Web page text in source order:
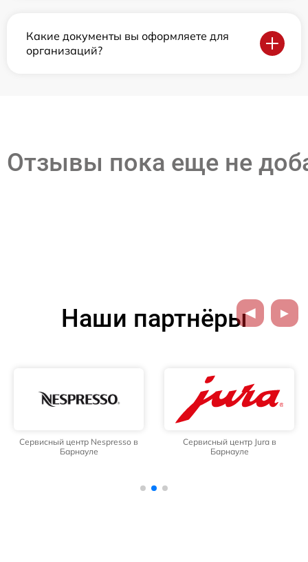
Какие документы вы оформляете для
организаций?
Отзывы пока еще не
Наши партнёры
Сервисный центр Nespresso в
Барнауле
Сервисный центр Jura в
Барнауле